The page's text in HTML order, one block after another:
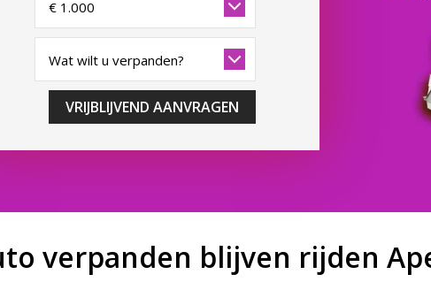
VRIJBLIJVEND AANVRAGEN
verpanden blijven rijden